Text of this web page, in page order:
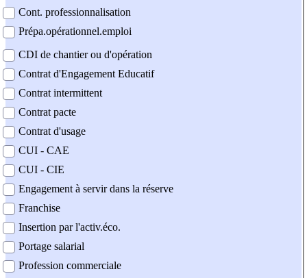
Cont. professionnalisation
Prépa.opérationnel.emploi
CDI de chantier ou d'opération
Contrat d'Engagement Educatif
Contrat intermittent
Contrat pacte
Contrat d'usage
CUI - CAE
CUI - CIE
Engagement à servir dans la réserve
Franchise
Insertion par l'activ.éco.
Portage salarial
Profession commerciale